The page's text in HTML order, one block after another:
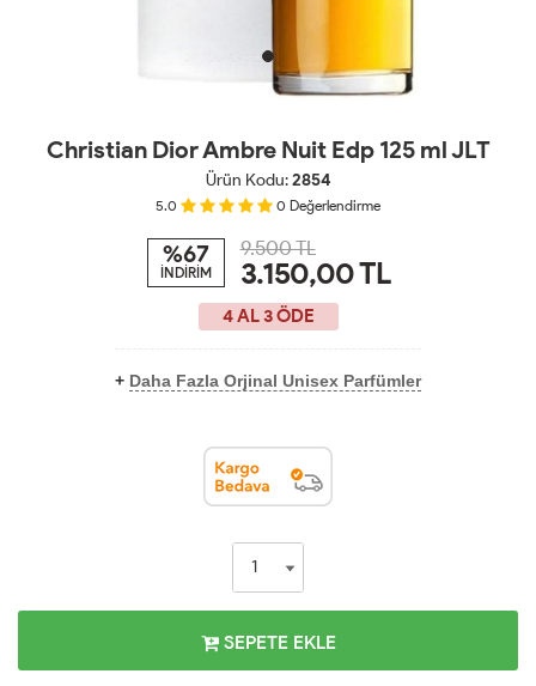
Christian Dior Ambre Nuit Edp 125 ml JLT
Ürün Kodu:2854
5.0 0 Değerlendirme
%67
İNDİRİM
9.500 TL
3.150,00TL
4 AL 3 ÖDE
+ Daha Fazla Orjinal Unisex Parfümler
SEPETE EKLE